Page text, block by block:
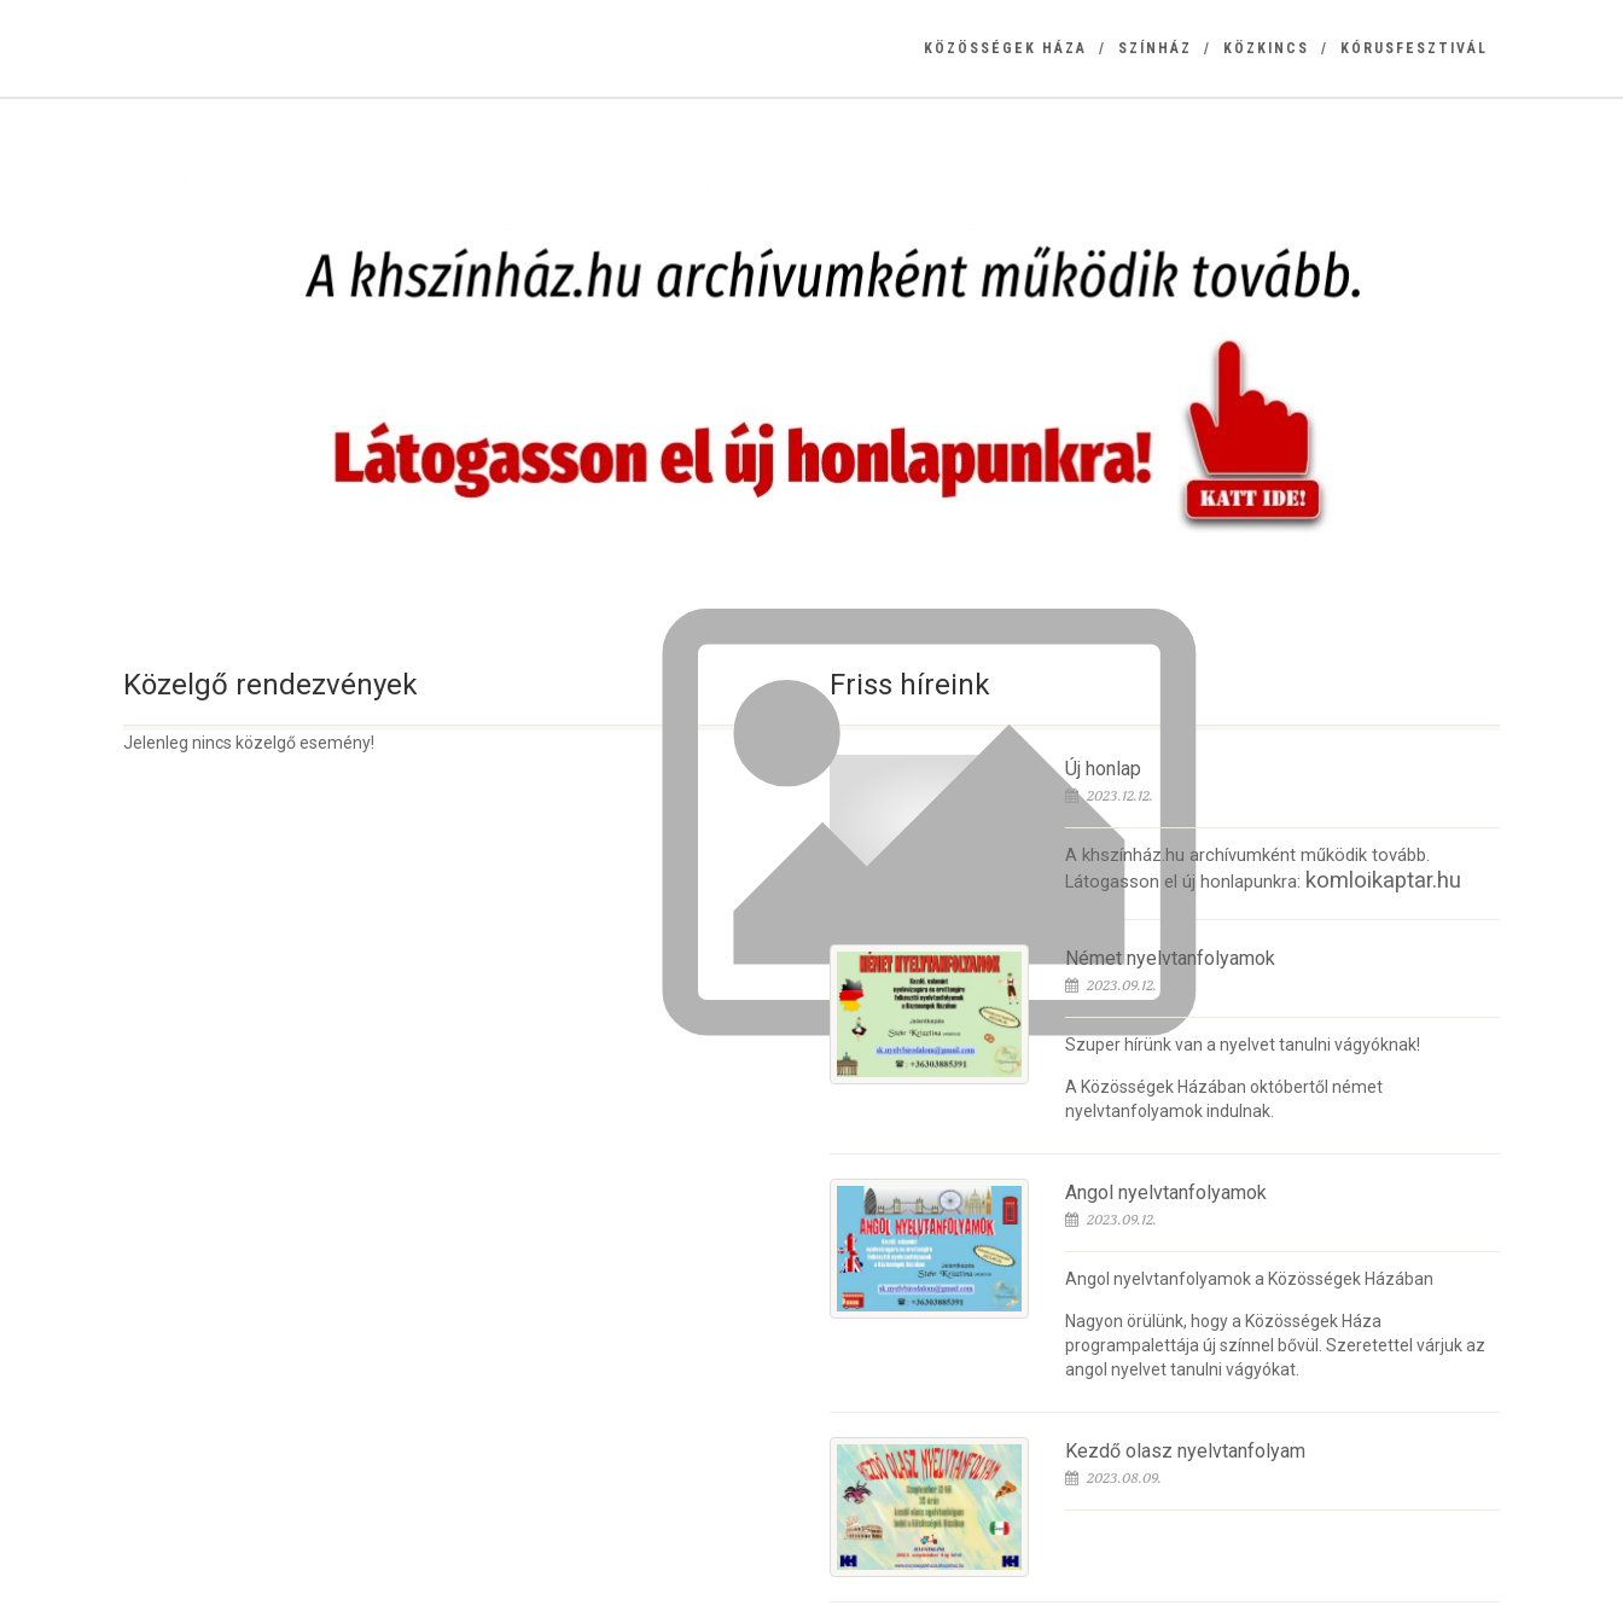
KÖZÖSSÉGEK HÁZA SZÍNHÁZ KÖZKINCS KÓRUSFESZTIVÁL
Közelgő rendezvények
Jelenleg nincs közelgő esemény!
Friss híreink
Új honlap
2023.12.12.
A khszínház.hu archívumként működik tovább.
Látogasson el új honlapunkra: komloikaptar.hu
Német nyelvtanfolyamok
2023.09.12.
Szuper hírünk van a nyelvet tanulni vágyóknak!
A Közösségek Házában októbertől német
nyelvtanfolyamok indulnak.
Angol nyelvtanfolyamok
2023.09.12.
Angol nyelvtanfolyamok a Közösségek Házában
Nagyon örülünk, hogy a Közösségek Háza
programpalettája új színnel bővül. Szeretettel várjuk az
angol nyelvet tanulni vágyókat.
Kezdő olasz nyelvtanfolyam
2023.08.09.